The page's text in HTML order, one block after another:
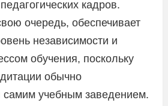
кадров.
очередь, обеспечивает
независимости и
обучения, поскольку
обычно
самим учебным заведением.